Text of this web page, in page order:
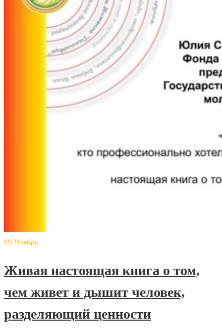
09 Ноябрь
Живая настоящая книга о том,
чем живет и дышит человек,
разделяющий ценности